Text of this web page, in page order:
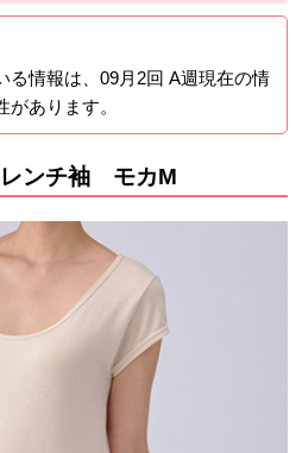
情報は、 09月2回 A週現在の情
あります。
ンチ袖 モカM